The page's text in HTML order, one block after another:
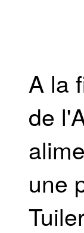
A la
de
une